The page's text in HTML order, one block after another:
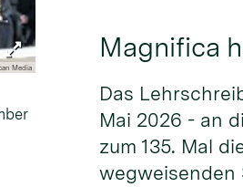
Media
Magnifica
Das
Mai 2026 - an
zum 135. Mal
wegweisenden